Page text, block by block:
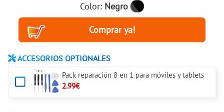
Color: Negro
ACCESORIOS OPTIONALES
Pack reparación 8 en 1 para móviles y tablets
2.99€